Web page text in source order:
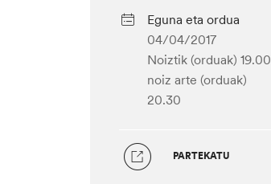
Eguna eta ordua
04/04/2017
Noiztik (orduak) 19.00
noiz arte (orduak)
20.30
PARTEKATU